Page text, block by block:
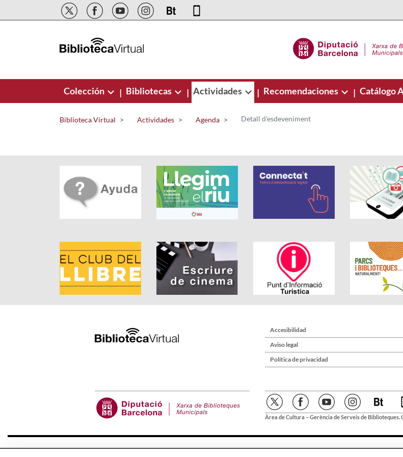
Saltar al contenido principal
Colección | Bibliotecas | Actividades | Recomendaciones | Catálogo
Biblioteca Virtual Actividades Agenda Detall d'esdeveniment
Accesibilidad
Aviso legal
Política de privacidad
Àrea de Cultura – Gerència de Serveis de Biblioteques.